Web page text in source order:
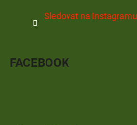
Sledovat na Instagramu
FACEBOOK